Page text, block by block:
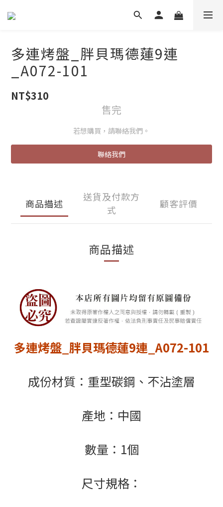
多連烤盤_胖貝瑪德蓮9連
_A072-101
NT$310
售完
若想購買，請聯絡我們。
聯絡我們
商品描述
送貨及付款方
式
顧客評價
商品描述
多連烤盤_胖貝瑪德蓮9連_A072-101
成份材質：重型碳鋼、不沾塗層
產地：中國
數量：1個
尺寸規格：